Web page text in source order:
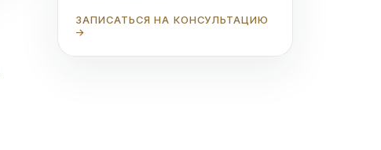
ЗАПИСАТЬСЯ НА КОНСУЛЬТАЦИЮ
→